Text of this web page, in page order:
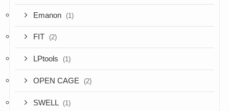
Emanon (1)
FIT (2)
LPtools (1)
OPEN CAGE (2)
SWELL (1)